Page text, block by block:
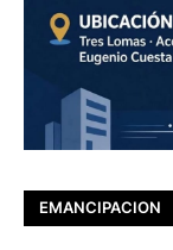
EMANCIPACION